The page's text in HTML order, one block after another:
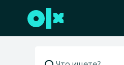
Перейти к нижнему колонтитулу